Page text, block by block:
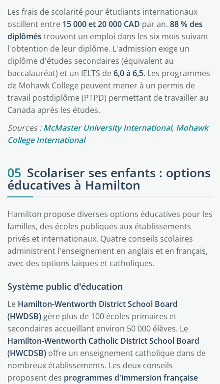
Les frais de scolarité pour étudiants internationaux
oscillent entre 15 000 et 20 000 CAD par an. 88 % des
diplômés trouvent un emploi dans les six mois suivant
l'obtention de leur diplôme. L'admission exige un
diplôme d'études secondaires (équivalent au
baccalauréat) et un IELTS de6,0 à 6,5. Les programmes
de Mohawk College peuvent mener à un permis de
travail postdiplôme (PTPD) permettant de travailler au
Canada après les études.
Sources :McMaster University International, Mohawk
College International
05 Scolariser ses enfants : options
éducatives à Hamilton
Hamilton propose diverses options éducatives pour les
familles, des écoles publiques aux établissements
privés et internationaux. Quatre conseils scolaires
administrent l'enseignement en anglais et en français,
avec des options laïques et catholiques.
Système public d'éducation
Le Hamilton-Wentworth District School Board
(HWDSB) gère plus de 100 écoles primaires et
secondaires accueillant environ 50 000 élèves. Le
Hamilton-Wentworth Catholic District School Board
(HWCDSB) offre un enseignement catholique dans de
nombreux établissements. Les deux conseils
proposent des programmes d'immersion française